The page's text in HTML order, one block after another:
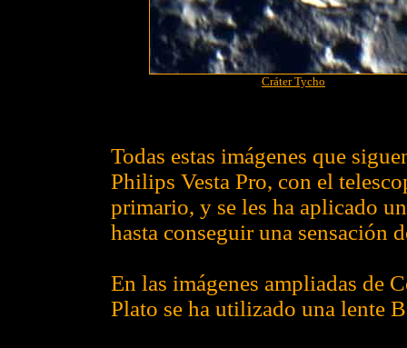
Cráter Tycho
Todas estas imágenes que
Philips Vesta Pro, con el
primario, y se les ha aplicado
hasta conseguir una sensación
En las imágenes ampliadas de
Plato se ha utilizado una lente